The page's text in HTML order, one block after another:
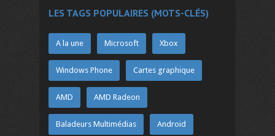
LES TAGS POPULAIRES (MOTS-CLÉS)
A la une Microsoft Xbox
Windows Phone Cartes graphique
AMD AMD Radeon
Baladeurs Multimédias Android